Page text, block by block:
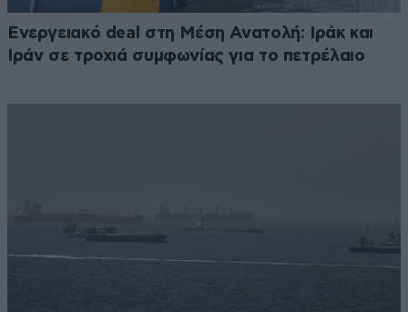
Ενεργειακό deal στη Μέση Ανατολή: Ιράκ και
Ιράν σε τροχιά συμφωνίας για το πετρέλαιο